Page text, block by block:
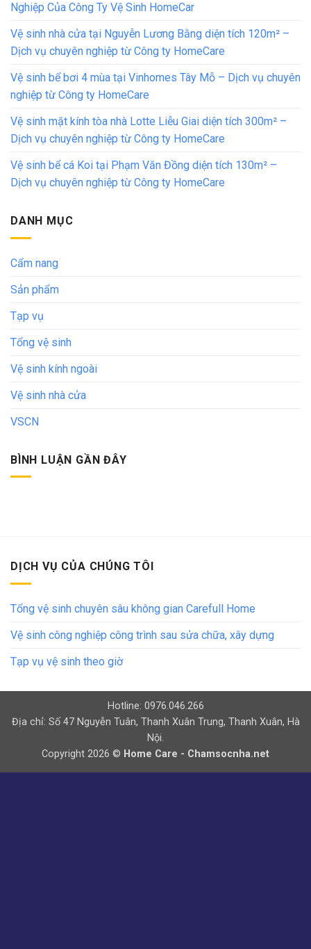
Nghiệp Của Công Ty Vệ Sinh HomeCar
Vệ sinh nhà cửa tại Nguyễn Lương Bằng diện tích 120m² –
Dịch vụ chuyên nghiệp từ Công ty HomeCare
Vệ sinh bể bơi 4 mùa tại Vinhomes Tây Mỗ – Dịch vụ chuyên
nghiệp từ Công ty HomeCare
Vệ sinh mặt kính tòa nhà Lotte Liễu Giai diện tích 300m² –
Dịch vụ chuyên nghiệp từ Công ty HomeCare
Vệ sinh bể cá Koi tại Phạm Văn Đồng diện tích 130m² –
Dịch vụ chuyên nghiệp từ Công ty HomeCare
DANH MỤC
Cẩm nang
Sản phẩm
Tạp vụ
Tổng vệ sinh
Vệ sinh kính ngoài
Vệ sinh nhà cửa
VSCN
BÌNH LUẬN GẦN ĐÂY
DỊCH VỤ CỦA CHÚNG TÔI
Tổng vệ sinh chuyên sâu không gian Carefull Home
Vệ sinh công nghiệp công trình sau sửa chữa, xây dựng
Tạp vụ vệ sinh theo giờ
Hotline: 0976.046.266
Địa chỉ: Số 47 Nguyễn Tuân, Thanh Xuân Trung, Thanh Xuân, Hà
Nội.
Copyright 2026 © Home Care - Chamsocnha.net